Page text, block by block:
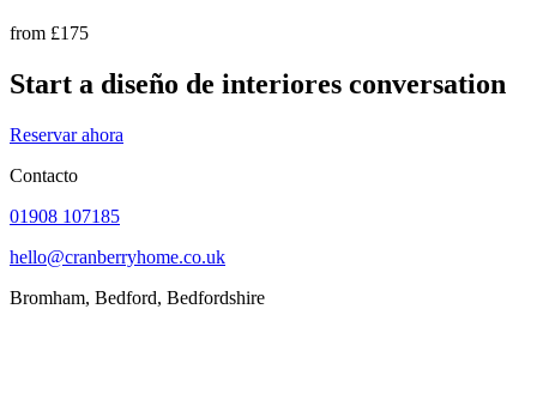
from £175
Start a diseño de interiores conversation
Reservar ahora
Contacto
01908 107185
hello@cranberryhome.co.uk
Bromham, Bedford, Bedfordshire